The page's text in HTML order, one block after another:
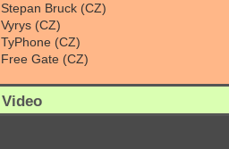
Stepan Bruck (CZ)
Vyrys (CZ)
TyPhone (CZ)
Free Gate (CZ)
Video